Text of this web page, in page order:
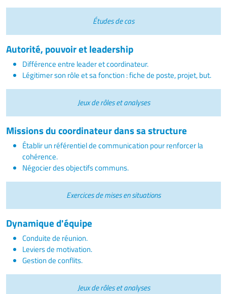
Études de cas
Autorité, pouvoir et leadership
Différence entre leader et coordinateur.
Légitimer son rôle et sa fonction : fiche de poste, projet, but.
Jeux de rôles et analyses
Missions du coordinateur dans sa structure
Établir un référentiel de communication pour renforcer la
cohérence.
Négocier des objectifs communs.
Exercices de mises en situations
Dynamique d'équipe
Conduite de réunion.
Leviers de motivation.
Gestion de conflits.
Jeux de rôles et analyses